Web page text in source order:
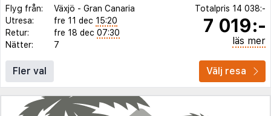
Flyg från: Växjö - Gran Canaria
Utresa:
fre 11 dec 15:20
Retur:
fre 18 dec 07:30
Nätter:
7
Totalpris 14 038:-
7 019:-
läs mer
Fler val Välj resa